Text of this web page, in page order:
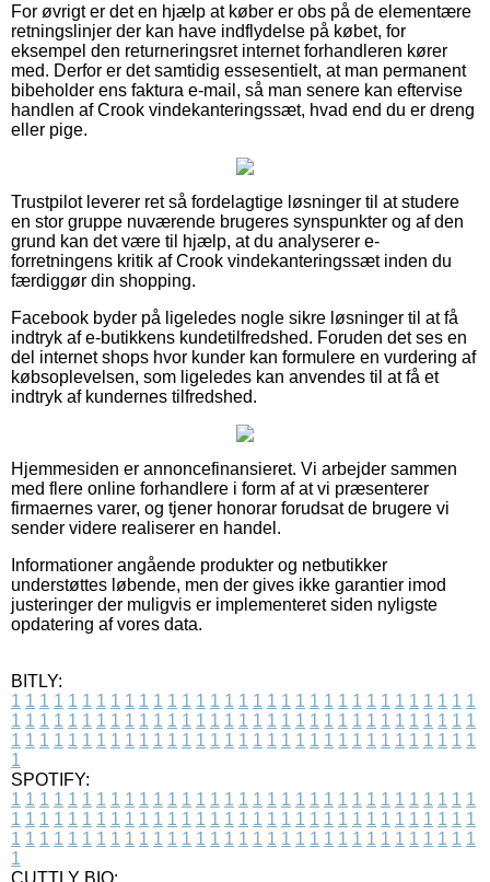
For øvrigt er det en hjælp at køber er obs på de elementære
retningslinjer der kan have indflydelse på købet, for
eksempel den returneringsret internet forhandleren kører
med. Derfor er det samtidig essesentielt, at man permanent
bibeholder ens faktura e-mail, så man senere kan eftervise
handlen af Crook vindekanteringssæt, hvad end du er dreng
eller pige.
Trustpilot leverer ret så fordelagtige løsninger til at studere
en stor gruppe nuværende brugeres synspunkter og af den
grund kan det være til hjælp, at du analyserer e-
forretningens kritik af Crook vindekanteringssæt inden du
færdiggør din shopping.
Facebook byder på ligeledes nogle sikre løsninger til at få
indtryk af e-butikkens kundetilfredshed. Foruden det ses en
del internet shops hvor kunder kan formulere en vurdering af
købsoplevelsen, som ligeledes kan anvendes til at få et
indtryk af kundernes tilfredshed.
Hjemmesiden er annoncefinansieret. Vi arbejder sammen
med flere online forhandlere i form af at vi præsenterer
firmaernes varer, og tjener honorar forudsat de brugere vi
sender videre realiserer en handel.
Informationer angående produkter og netbutikker
understøttes løbende, men der gives ikke garantier imod
justeringer der muligvis er implementeret siden nyligste
opdatering af vores data.
BITLY:
1 1 1 1 1 1 1 1 1 1 1 1 1 1 1 1 1 1 1 1 1 1 1 1 1 1 1 1 1 1 1 1 1
1 1 1 1 1 1 1 1 1 1 1 1 1 1 1 1 1 1 1 1 1 1 1 1 1 1 1 1 1 1 1 1 1
1 1 1 1 1 1 1 1 1 1 1 1 1 1 1 1 1 1 1 1 1 1 1 1 1 1 1 1 1 1 1 1 1
1
SPOTIFY:
1 1 1 1 1 1 1 1 1 1 1 1 1 1 1 1 1 1 1 1 1 1 1 1 1 1 1 1 1 1 1 1 1
1 1 1 1 1 1 1 1 1 1 1 1 1 1 1 1 1 1 1 1 1 1 1 1 1 1 1 1 1 1 1 1 1
1 1 1 1 1 1 1 1 1 1 1 1 1 1 1 1 1 1 1 1 1 1 1 1 1 1 1 1 1 1 1 1 1
1
CUTTLY BIO: